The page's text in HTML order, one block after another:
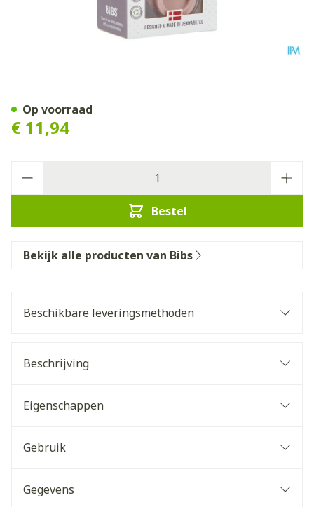
€ 11,94
Bestel
Op voorraad
Bekijk alle producten van Bibs
Beschikbare leveringsmethoden
Beschrijving
Eigenschappen
Gebruik
Gegevens